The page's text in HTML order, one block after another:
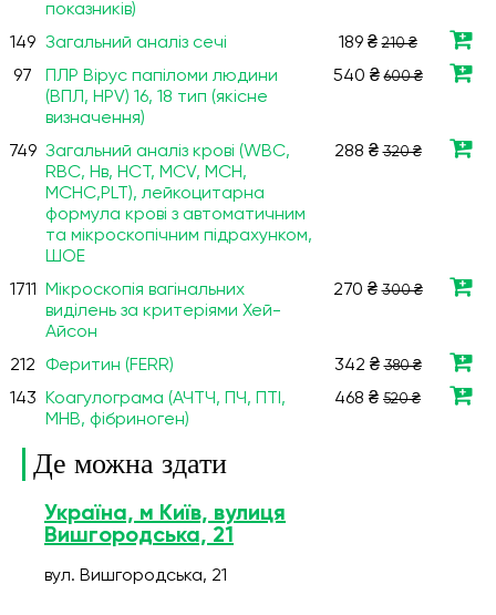
показників)
149 Загальний аналіз сечі 189 ₴210 ₴
97
ПЛР Вірус папіломи людини
(ВПЛ, HPV) 16, 18 тип (якісне
визначення)
540 ₴600 ₴
749 Загальний аналіз крові (WBC,
RBC, Нв, HCT, MCV, МСН,
МСНС,PLT), лейкоцитарна
формула крові з автоматичним
та мікроскопічним підрахунком,
ШОЕ
288 ₴320 ₴
1711
Мікроскопія вагінальних
виділень за критеріями Хей-
Айсон
270 ₴300 ₴
212 Феритин (FERR) 342 ₴380 ₴
143
Коагулограма (АЧТЧ, ПЧ, ПТІ,
МНВ, фібриноген)
468 ₴ 520 ₴
Де можна здати
Україна, м Київ, вулиця
Вишгородська, 21
вул. Вишгородська, 21